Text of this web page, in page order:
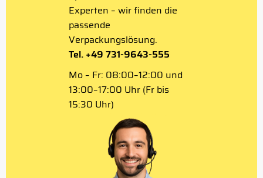
Experten – wir finden die
passende
Verpackungslösung.
Tel. +49 731-9643-555
Mo – Fr: 08:00–12:00 und
13:00–17:00 Uhr (Fr bis
15:30 Uhr)